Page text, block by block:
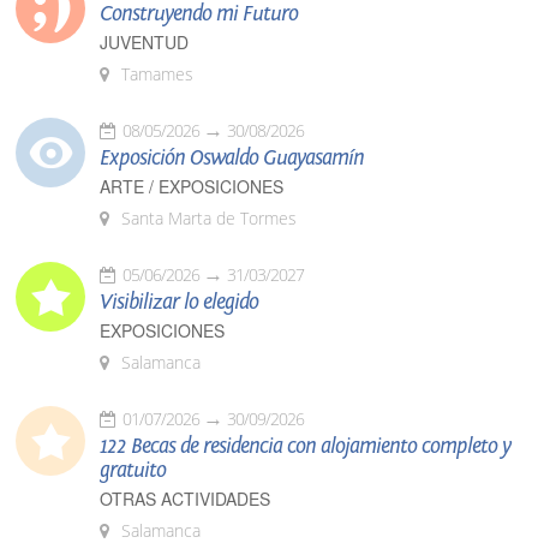
Construyendo mi Futuro
JUVENTUD
Tamames
08/05/2026 30/08/2026
Exposición Oswaldo Guayasamín
ARTE / EXPOSICIONES
Santa Marta de Tormes
05/06/2026 31/03/2027
Visibilizar lo elegido
EXPOSICIONES
Salamanca
01/07/2026 30/09/2026
122 Becas de residencia con alojamiento completo y
gratuito
OTRAS ACTIVIDADES
Salamanca